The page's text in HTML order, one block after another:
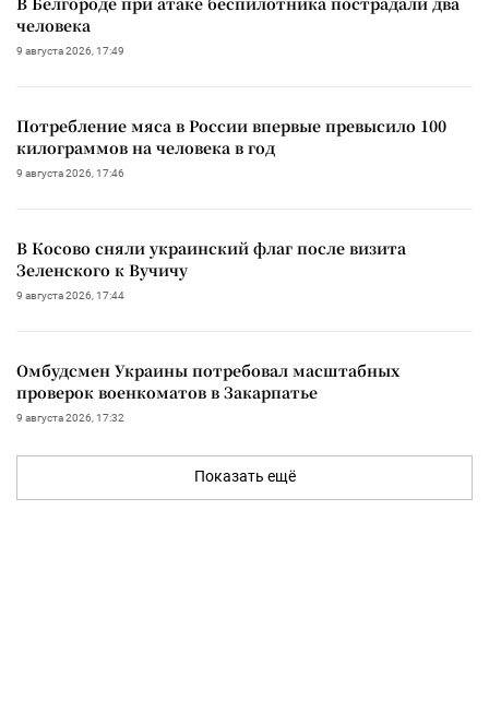
человека
9 августа 2026, 17:49
Потребление мяса в России впервые превысило 100
килограммов на человека в год
9 августа 2026, 17:46
В Косово сняли украинский флаг после визита
Зеленского к Вучичу
9 августа 2026, 17:44
Омбудсмен Украины потребовал масштабных
проверок военкоматов в Закарпатье
9 августа 2026, 17:32
Показать ещё